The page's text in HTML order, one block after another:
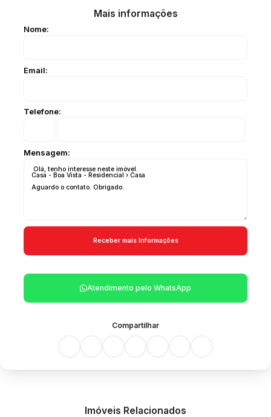
Mais informações
Nome:
Email:
Telefone:
Mensagem:
Atendimento pelo WhatsApp
Compartilhar
Imóveis Relacionados